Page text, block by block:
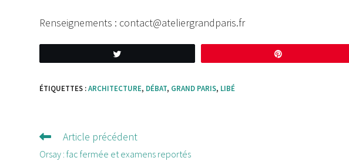
Renseignements : contact@ateliergrandparis.fr
ÉTIQUETTES :ARCHITECTURE, DÉBAT, GRAND PARIS, LIBÉ
Lire
d'autres
Article précédent
Orsay : fac fermée et examens reportés